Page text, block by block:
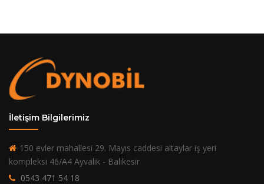
İletişim Bilgilerimiz
150 evler mahallesi 29. Mayıs caddesi altaylar iş yeri
kompleksi 46/A4 Ayvalık - Balıkesir
0543 471 54 18